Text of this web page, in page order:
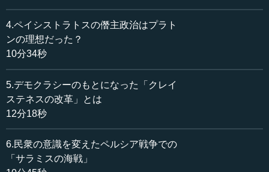
さて、その息子のヒッピアスとヒッパルコスのお話が前
回ありましたが、弟のヒッパルコスが死んでしまったため
に、兄のヒッピアスのほうも崩れていくということでし
た。ここは、具体的にはどういうような形で問題が起きて
本村 これは、いわばプライベートな問題です。この当時
のギリシアはホモセクシャルが当たり前のような時代でし
たが、ヒッパルコスはそのホモセクシャルの関係の中に巻
しょうか、そのあおりで殺されてしまう、という偶然の出
来事が起こったのです。お互いの勢力争いのなかで弟が亡
4.ペイシストラトスの僭主政治はプラト
ンの理想だった？
10分34秒
5.デモクラシーのもとになった「クレイ
ステネスの改革」とは
12分18秒
6.民衆の意識を変えたペルシア戦争での
「サラミスの海戦」